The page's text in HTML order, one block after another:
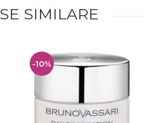
SIMILARE
-10%